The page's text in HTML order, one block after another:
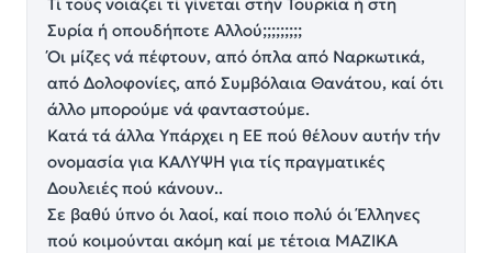
Συρία ή οπουδήποτε Αλλού;;;;;;;;;
Όι μίζες νά πέφτουν, από όπλα από Ναρκωτικά,
από Δολοφονίες, από Συμβόλαια Θανάτου, καί ότι
άλλο μπορούμε νά φανταστούμε.
Κατά τά άλλα Υπάρχει η ΕΕ πού θέλουν αυτήν τήν
ονομασία για ΚΆΛΥΨΗ για τίς πραγματικές
Δουλειές πού κάνουν..
Σε βαθύ ύπνο όι λαοί, καί ποιο πολύ όι Έλληνες
πού κοιμούνται ακόμη καί με τέτοια ΜΑΖΙΚΆ